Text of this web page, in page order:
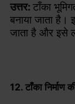
उत्तर: टाँका
बनाया जाता है।
जाता है और इसे
12. टाँका निर्माण